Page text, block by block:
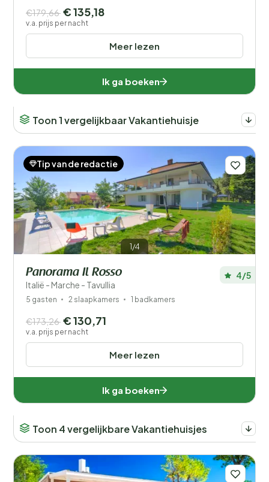
Meer lezen
€179,66 € 135,18
v.a. prijs per nacht
Ik ga boeken
Toon 1 vergelijkbaar Vakantiehuisje
1/4
Tip van de redactie
Panorama Il Rosso
Italië - Marche - Tavullia
4/5
5 gasten 2 slaapkamers 1 badkamers
Meer lezen
€173,26 € 130,71
v.a. prijs per nacht
Ik ga boeken
Toon 4 vergelijkbare Vakantiehuisjes